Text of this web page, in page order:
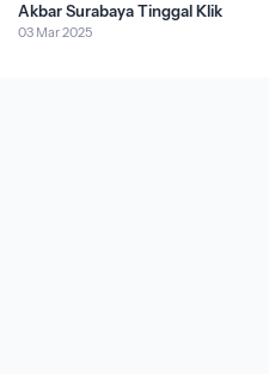
Akbar Surabaya Tinggal Klik
03 Mar 2025